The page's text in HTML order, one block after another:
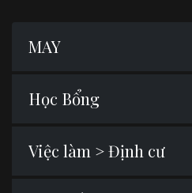
MAY
Học Bổng
Việc làm > Định cư